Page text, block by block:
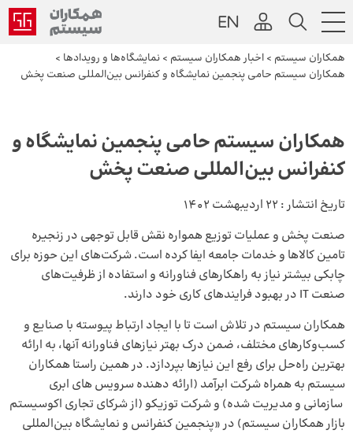
همکاران سیستم > اخبار همکاران سیستم > نمایشگاه‌ها و رویدادها >
همکاران سیستم حامی پنجمین نمایشگاه و کنفرانس بین‌المللی صنعت پخش
همکاران سیستم حامی پنجمین نمایشگاه و
کنفرانس بین‌المللی صنعت پخش
تاریخ انتشار : 22 اردیبهشت 1402
صنعت پخش و عملیات توزیع همواره نقش قابل توجهی در زنجیره
تامین کالاها و خدمات جامعه ایفا کرده است. شرکت‌های این حوزه برای
چابکی بیشتر نیاز به راهکارهای فناورانه و استفاده از ظرفیت‌های
صنعت IT در بهبود فرایندهای کاری خود دارند.
همکاران سیستم در تلاش است تا با ایجاد ارتباط پیوسته با صنایع و
کسب‌وکارهای مختلف، ضمن درک بهتر نیازهای فناورانه آنها، به ارائه
بهترین راه‌حل برای رفع این نیازها بپردازد. در همین راستا همکاران
سیستم به همراه شرکت ابرآمد (ارائه دهنده سرویس های ابری
سازمانی و مدیریت شده) و شرکت توزیکو (از شرکای تجاری اکوسیستم
بازار همکاران سیستم) در «پنجمین کنفرانس و نمایشگاه بین‌المللی